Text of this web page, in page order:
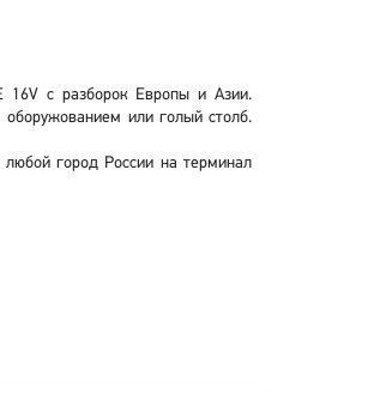
16V с разборок Европы и Азии.
или голый столб.
город России на терминал